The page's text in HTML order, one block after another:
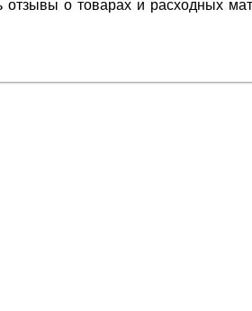
отзывы о товарах и расходных